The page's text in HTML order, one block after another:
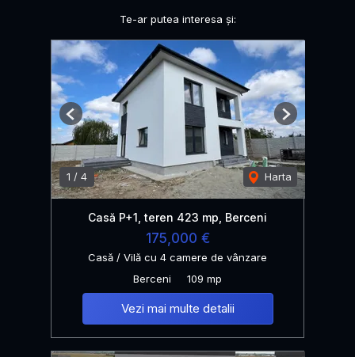
Te-ar putea interesa și:
1 / 4 Harta
Previous Next
Casă P+1, teren 423 mp, Berceni
175,000 €
Casă / Vilă cu 4 camere de vânzare
Berceni
109 mp
Vezi mai multe detalii